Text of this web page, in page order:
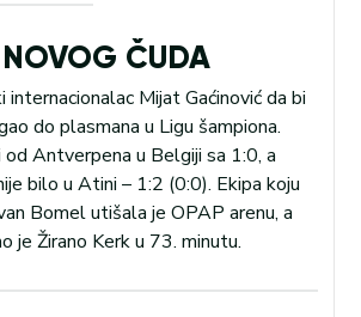
ČUDA
internacionalac Mijat Gaćinović da bi
do plasmana u Ligu šampiona.
od Antverpena u Belgiji sa 1:0, a
bilo u Atini – 1:2 (0:0). Ekipa koju
Bomel utišala je OPAP arenu, a
je Žirano Kerk u 73. minutu.